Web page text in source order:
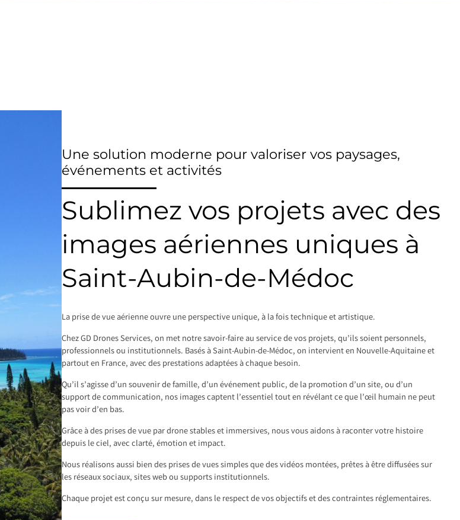
Une solution moderne pour valoriser vos paysages,
événements et activités
Sublimez vos projets avec des
images aériennes uniques à
Saint-Aubin-de-Médoc
La prise de vue aérienne ouvre une perspective unique, à la fois technique et artistique.
Chez GD Drones Services, on met notre savoir-faire au service de vos projets, qu’ils soient personnels,
professionnels ou institutionnels. Basés à Saint-Aubin-de-Médoc, on intervient en Nouvelle-Aquitaine et
partout en France, avec des prestations adaptées à chaque besoin.
Qu’il s’agisse d’un souvenir de famille, d’un événement public, de la promotion d’un site, ou d’un
support de communication, nos images captent l’essentiel tout en révélant ce que l’œil humain ne peut
pas voir d’en bas.
Grâce à des prises de vue par drone stables et immersives, nous vous aidons à raconter votre histoire
depuis le ciel, avec clarté, émotion et impact.
Nous réalisons aussi bien des prises de vues simples que des vidéos montées, prêtes à être diffusées sur
les réseaux sociaux, sites web ou supports institutionnels.
Chaque projet est conçu sur mesure, dans le respect de vos objectifs et des contraintes réglementaires.